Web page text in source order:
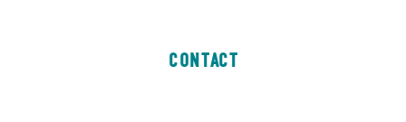
CONTACT